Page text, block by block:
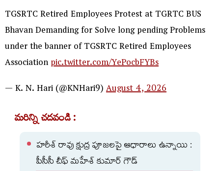
TGSRTC Retired Employees Protest at TGRTC BUS
Bhavan Demanding for Solve long pending Problems
under the banner of TGSRTC Retired Employees
Associationpic.twitter.com/YePocbFYBs
— K. N. Hari (@KNHari9)August 4, 2026
మరిన్ని చదవండి :
హరీశ్ రావు క్షుద్ర పూజలపై ఆధారాలు ఉన్నాయి :
పీసీసీ చీఫ్ మహేశ్ కుమార్ గౌడ్